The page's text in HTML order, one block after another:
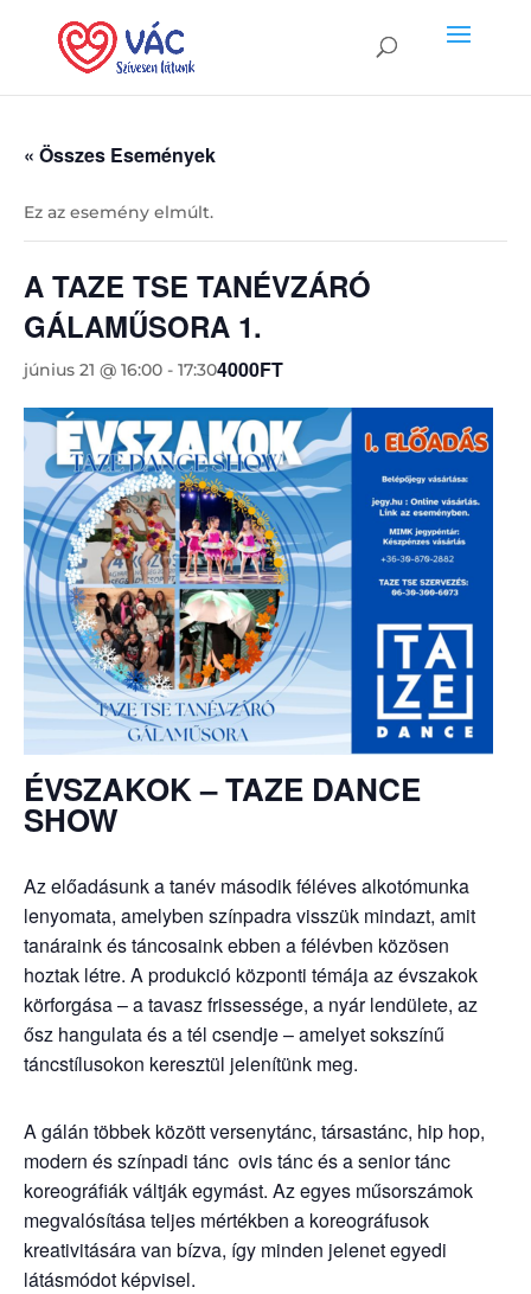
« Összes Események
Ez az esemény elmúlt.
A TAZE TSE TANÉVZÁRÓ
GÁLAMŰSORA 1.
június 21 @ 16:00 - 17:304000FT
ÉVSZAKOK – TAZE DANCE
SHOW
Az előadásunk a tanév második féléves alkotómunka
lenyomata, amelyben színpadra visszük mindazt, amit
tanáraink és táncosaink ebben a félévben közösen
hoztak létre. A produkció központi témája az évszakok
körforgása – a tavasz frissessége, a nyár lendülete, az
ősz hangulata és a tél csendje – amelyet sokszínű
táncstílusokon keresztül jelenítünk meg.
A gálán többek között versenytánc, társastánc, hip hop,
modern és színpadi tánc ovis tánc és a senior tánc
koreográfiák váltják egymást. Az egyes műsorszámok
megvalósítása teljes mértékben a koreográfusok
kreativitására van bízva, így minden jelenet egyedi
látásmódot képvisel.